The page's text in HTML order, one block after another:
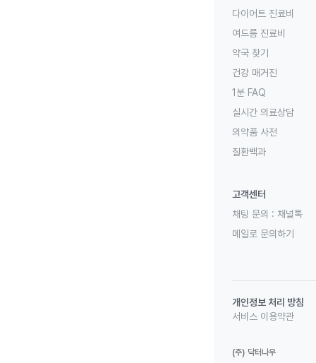
다이어트 진료비
여드름 진료비
약국 찾기
건강 매거진
1분 FAQ
실시간 의료상담
의약품 사전
질환백과
고객센터
채팅 문의 : 채널톡
메일로 문의하기
개인정보 처리 방침
서비스 이용약관
(주) 닥터나우